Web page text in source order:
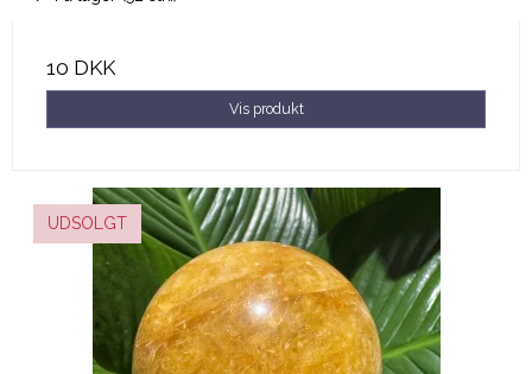
10 DKK
Vis produkt
UDSOLGT